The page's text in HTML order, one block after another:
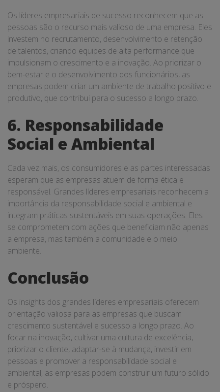
Os líderes empresariais de sucesso reconhecem que as
pessoas são o recurso mais valioso de uma empresa. Eles
investem no recrutamento, desenvolvimento e retenção
de talentos, criando equipes de alta performance que
impulsionam o crescimento e a inovação. Ao priorizar o
bem-estar e o desenvolvimento dos funcionários, as
empresas podem criar um ambiente de trabalho positivo e
produtivo, que contribui para o sucesso a longo prazo.
6. Responsabilidade
Social e Ambiental
Cada vez mais, os consumidores e as partes interessadas
esperam que as empresas atuem de forma ética e
responsável. Grandes líderes empresariais reconhecem a
importância da responsabilidade social e ambiental e
integram práticas sustentáveis em suas operações. Eles
se comprometem com ações que beneficiam não apenas
a empresa, mas também a comunidade e o meio
ambiente.
Conclusão
Os insights dos grandes líderes empresariais oferecem
orientação valiosa para as empresas que buscam
crescimento sustentável e sucesso a longo prazo. Ao
focar na inovação, cultivar uma cultura de excelência,
priorizar o cliente, adaptar-se à mudança, investir em
pessoas e promover a responsabilidade social e
ambiental, as empresas podem construir um futuro sólido
e próspero.